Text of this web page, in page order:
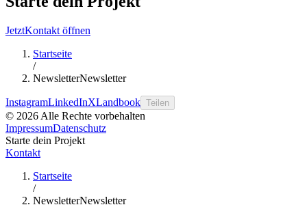
JetztKontakt öffnen
Startseite
/
NewsletterNewsletter
InstagramLinkedInXLandbook Teilen
© 2026 Alle Rechte vorbehalten
ImpressumDatenschutz
Starte dein Projekt
Kontakt
Startseite
/
NewsletterNewsletter